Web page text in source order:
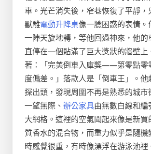
車。光芒消失後，窄巷恢復了平靜，
獸雕電動升降桌像一臉困惑的表情。
一陣天旋地轉，等他回過神來，他的
直停在一個貼滿了巨大獎狀的牆壁上
著：「完美倒車入庫獎——第零點零
度偏差。」落款人是「倒車王」。他
探出頭，發現周圍不再是熟悉的城市
一望無際、 辦公家具由無數白線和編
大網格。這裡的空氣聞起來像是新買
質香水的混合物，而重力似乎是隨機
時感覺很重，有時像漂浮在游泳池裡